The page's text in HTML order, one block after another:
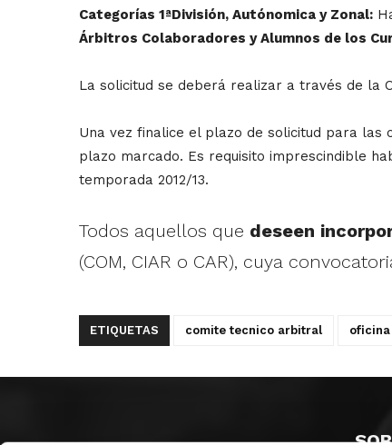
Categorías 1ªDivisión, Autónomica y Zonal:
Árbitros Colaboradores y Alumnos de los
La solicitud se deberá realizar a través de la
Una vez finalice el plazo de solicitud para las
plazo marcado. Es requisito imprescindible
temporada 2012/13.
Todos aquellos que deseen
(COM, CIAR o CAR), cuya
ETIQUETAS comite tecnico arbitral oficina